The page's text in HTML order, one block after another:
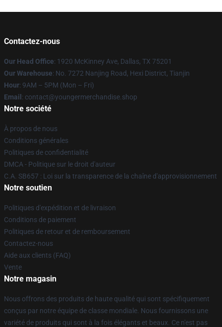
Contactez-nous
Our Head Office: 1920 McKinney Ave, Dallas, TX 75201
Our Warehouse: No. 7272 Nanjing Road, Hexi District, Tianjin
Hour: 9AM – 5PM (Mon – Fri)
Email : contact@youngermerchandise.shop
Notre société
À propos de nous
Conditions générales
Politiques de confidentialité
DMCA - Politique sur le droit d'auteur
C.A. SB657 : Loi sur la transparence de la chaîne d'approvisionnement
Notre soutien
Politiques d'expédition et de livraison
Conditions de paiement
Politiques de retour et de remboursement
Contactez-nous
Aide aux clients (FAQ)
Vente
Notre magasin
Nous offrons des produits de haute qualité qui sont spécifiquement
conçus par notre équipe de classe mondiale. Nous fournissons une
variété de produits qui sont à la fois élégants et beaux. Ce n'est pas